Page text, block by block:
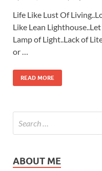
Life Like Lust Of
Like Lean
Lamp of Light..Lack of
or …
READ MORE
ABOUT ME